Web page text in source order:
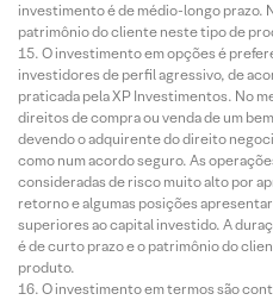
investimento é de médio-longo prazo.
patrimônio do cliente neste tipo de
O investimento em opções é
investidores de perfil agressivo, de
praticada pela XP Investimentos. No
direitos de compra ou venda de um
devendo o adquirente do direito
como num acordo seguro. As
consideradas de risco muito alto por
retorno e algumas posições
superiores ao capital investido. A
é de curto prazo e o patrimônio do
produto.
O investimento em termos são